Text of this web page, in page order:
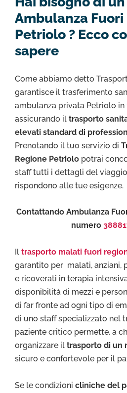
Ambulanza Fuori
Petriolo ? Ecco
sapere
Come abbiamo detto
garantisce il trasferimento
ambulanza privata Petriolo
assicurando il trasporto
elevati standard di
Prenotando il tuo servizio di
Regione Petriolo potrai
staff tutti i dettagli del
rispondono alle tue esigenze.
Contattando Ambulanza
numero
Il trasporto malati fuori
garantito per malati, anziani,
e ricoverati in terapia
disponibilità di mezzi e
di far fronte ad ogni tipo di
di uno staff specializzato nel
paziente critico permette, a
organizzare il trasporto di un
sicuro e confortevole per il
Se le condizioni cliniche del